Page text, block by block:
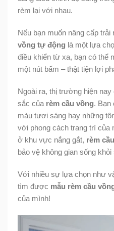
rèm lại với nhau.
Nếu bạn muốn nâng cấp trải
vồng tự động là một lựa
điều khiển từ xa, bạn có thể
một nút bấm – thật tiện lợi
Ngoài ra, thị trường hiện
sắc của rèm cầu vồng. Bạn
màu tươi sáng hay những
với phong cách trang trí của
ở khu vực nắng gắt, rèm
bảo vệ không gian sống
Với nhiều sự lựa chọn như
tìm được mẫu rèm cầu
của mình!